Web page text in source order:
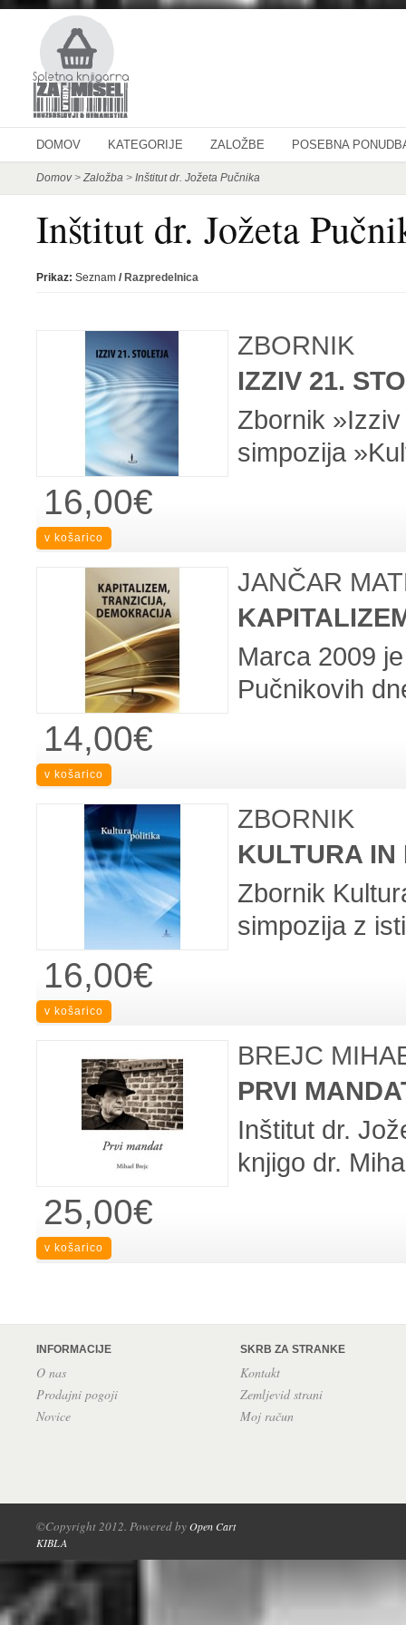
DOMOV KATEGORIJE ZALOŽBE POSEBNA
Domov> Založba > Inštitut dr. Jožeta Pučnika
Inštitut dr. Jožeta
Prikaz: Seznam / Razpredelnica
ZBORNIK
IZZIV 21.
Zbornik
simpozija
16,00€
JANČAR
Marca 2009
Pučnikovih
14,00€
ZBORNIK
KULTURA
Zbornik
simpozija z
16,00€
BREJC
PRVI
Inštitut dr.
knjigo dr.
25,00€
INFORMACIJE
O nas
Prodajni pogoji
Novice
SKRB ZA STRANKE
Kontakt
Zemljevid strani
Moj račun
©Copyright 2012. Powered byOpen Cart
KIBLA